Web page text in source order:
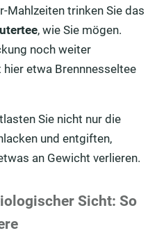
Mahlzeiten trinken Sie das
, wie Sie mögen.
noch weiter
etwa Brennnesseltee
Sie nicht nur die
und entgiften,
an Gewicht verlieren.
Sicht: So